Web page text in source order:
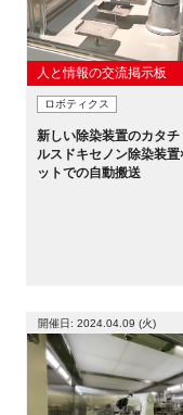
人と情報の交流掲示板
ロボティクス
新しい除染装置のカタチ
ルスドキセノン除染装置
ットでの自動搬送
開催日: 2024.04.09 (火)